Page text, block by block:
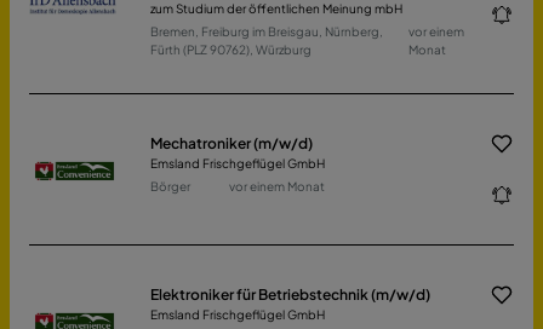
zum Studium der öffentlichen Meinung mbH
Bremen, Freiburg im Breisgau, Nürnberg,
Fürth (PLZ 90762), Würzburg
vor einem
Monat
Mechatroniker (m/w/d)
Emsland Frischgeflügel GmbH
Börger
vor einem Monat
Elektroniker für Betriebstechnik (m/w/d)
Emsland Frischgeflügel GmbH